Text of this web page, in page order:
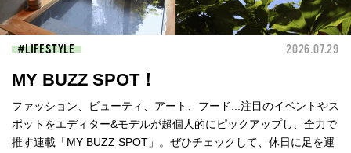
LIFESTYLE 2026.07.29
MY BUZZ SPOT！
ファッション、ビューティ、アート、フード...注目のイベントやス
ポットをエディター&モデルが超個人的にピックアップし、全力で
推す連載「MY BUZZ SPOT」。ぜひチェックして、休日に足を運